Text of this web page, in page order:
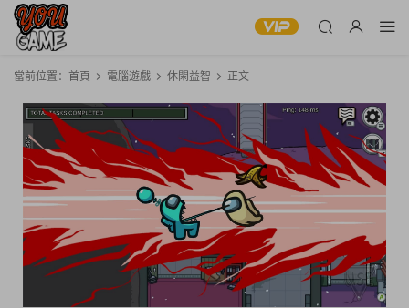
當前位置： 首頁 電腦遊戲 休閑益智 正文